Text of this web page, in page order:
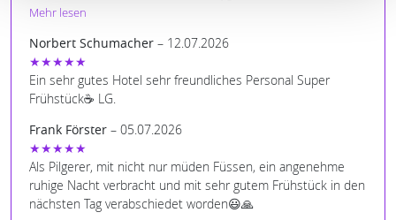
außergewöhnlich gut, lauter kleine Dinge die man sonst nicht
außergewöhnliche.
Mehr lesen
Norbert Schumacher – 12.07.2026
★★★★★
Ein sehr gutes Hotel sehr freundliches Personal Super
Frühstück☕ LG.
Frank Förster – 05.07.2026
★★★★★
Als Pilgerer, mit nicht nur müden Füssen, ein angenehme
ruhige Nacht verbracht und mit sehr gutem Frühstück in den
nächsten Tag verabschiedet worden😃🙏